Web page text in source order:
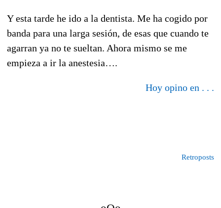
Y esta tarde he ido a la dentista. Me ha cogido por
banda para una larga sesión, de esas que cuando te
agarran ya no te sueltan. Ahora mismo se me
empieza a ir la anestesia….
Hoy opino en . . .
Retroposts